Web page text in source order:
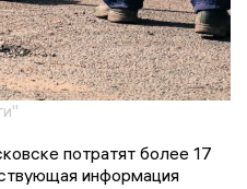
потратят более 17
информация